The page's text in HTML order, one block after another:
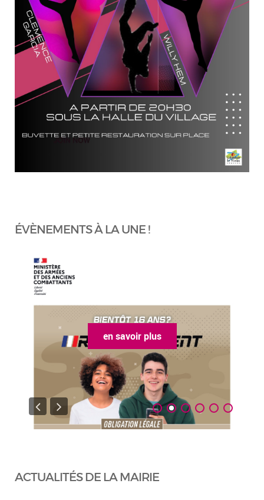
ÉVÈNEMENTS À LA UNE !
en savoir plus
ACTUALITÉS DE LA MAIRIE